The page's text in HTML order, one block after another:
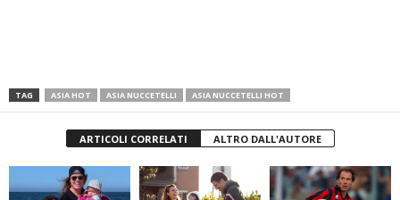
TAG ASIA HOT ASIA NUCCETELLI ASIA NUCCETELLI HOT
ARTICOLI CORRELATI ALTRO DALL'AUTORE